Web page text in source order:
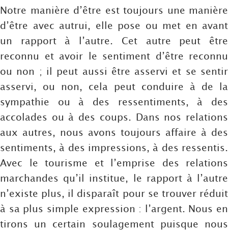
Notre manière d’être est toujours une manière
d’être avec autrui, elle pose ou met en avant
un rapport à l’autre. Cet autre peut être
reconnu et avoir le sentiment d’être reconnu
ou non ; il peut aussi être asservi et se sentir
asservi, ou non, cela peut conduire à de la
sympathie ou à des ressentiments, à des
accolades ou à des coups. Dans nos relations
aux autres, nous avons toujours affaire à des
sentiments, à des impressions, à des ressentis.
Avec le tourisme et l’emprise des relations
marchandes qu’il institue, le rapport à l’autre
n’existe plus, il disparaît pour se trouver réduit
à sa plus simple expression : l’argent. Nous en
tirons un certain soulagement puisque nous